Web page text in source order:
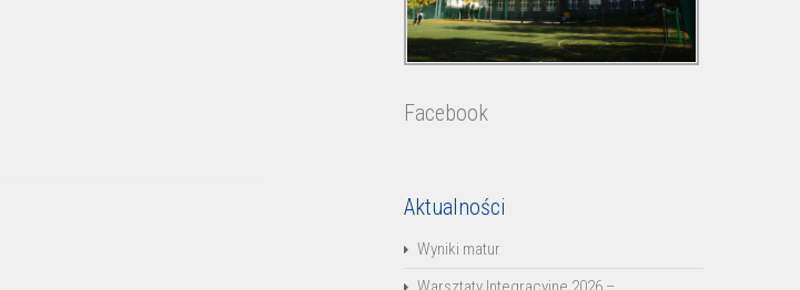
Facebook
Aktualności
Wyniki matur